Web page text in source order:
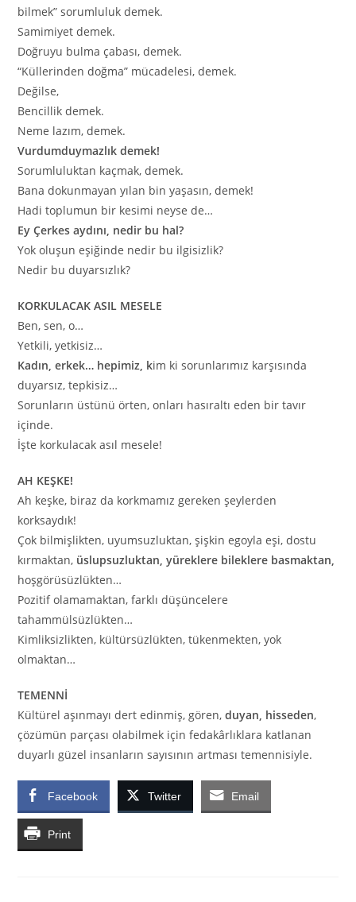
bilmek” sorumluluk demek.
Samimiyet demek.
Doğruyu bulma çabası, demek.
“Küllerinden doğma” mücadelesi, demek.
Değilse,
Bencillik demek.
Neme lazım, demek.
Vurdumduymazlık demek!
Sorumluluktan kaçmak, demek.
Bana dokunmayan yılan bin yaşasın, demek!
Hadi toplumun bir kesimi neyse de…
Ey Çerkes aydını, nedir bu hal?
Yok oluşun eşiğinde nedir bu ilgisizlik?
Nedir bu duyarsızlık?
KORKULACAK ASIL MESELE
Ben, sen, o…
Yetkili, yetkisiz…
Kadın, erkek… hepimiz, kim ki sorunlarımız karşısında
duyarsız, tepkisiz…
Sorunların üstünü örten, onları hasıraltı eden bir tavır
içinde.
İşte korkulacak asıl mesele!
AH KEŞKE!
Ah keşke, biraz da korkmamız gereken şeylerden
korksaydık!
Çok bilmişlikten, uyumsuzluktan, şişkin egoyla eşi, dostu
kırmaktan, üslupsuzluktan, yüreklere bileklere basmaktan,
hoşgörüsüzlükten…
Pozitif olamamaktan, farklı düşüncelere
tahammülsüzlükten…
Kimliksizlikten, kültürsüzlükten, tükenmekten, yok
olmaktan…
TEMENNİ
Kültürel aşınmayı dert edinmiş, gören,duyan, hisseden,
çözümün parçası olabilmek için fedakârlıklara katlanan
duyarlı güzel insanların sayısının artması temennisiyle.
Facebook Twitter Email
Print